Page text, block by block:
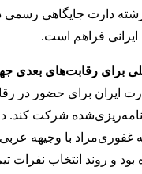
دارت جایگاهی
ایرانی فراهم است.
ایران برای حضور در
شرکت کند. در
غفوری‌مراد با وجیهه
و روند انتخاب نفرات